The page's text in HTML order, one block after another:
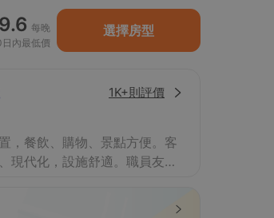
每晚
內最低價
選擇房型
1K+則評價
，餐飲、購物、景點方便。客
現代化，設施舒適。職員友